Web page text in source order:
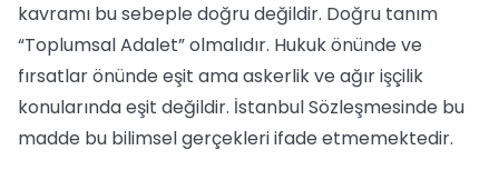
kavramı bu sebeple doğru değildir. Doğru tanım
“Toplumsal Adalet” olmalıdır. Hukuk önünde ve
fırsatlar önünde eşit ama askerlik ve ağır işçilik
konularında eşit değildir. İstanbul Sözleşmesinde bu
madde bu bilimsel gerçekleri ifade etmemektedir.